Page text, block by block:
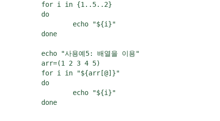
        for i in {1..5..2}
        do
                echo "${i}"
        done
        echo "사용예5: 배열을 이용"
        arr=(1 2 3 4 5)
        for i in "${arr[@]}"
        do
                echo "${i}"
        done